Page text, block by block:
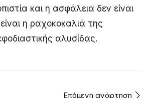
και η ασφάλεια δεν είναι
η ραχοκοκαλιά της
αλυσίδας.
Επόμενη ανάρτηση